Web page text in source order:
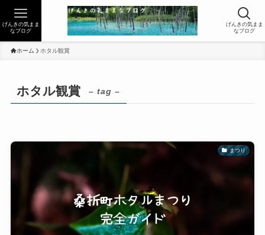
げんきの気まま
なブログ
げんきの気まま
なブログ
ホーム ホタル観賞
ホタル観賞 – tag –
まつり